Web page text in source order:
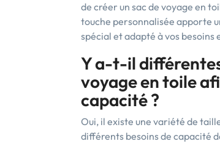
de créer un sac de voyage en
touche personnalisée apporte
spécial et adapté à vos besoins
Y a-t-il
voyage en toile
capacité ?
Oui, il existe une variété de
différents besoins de capacité